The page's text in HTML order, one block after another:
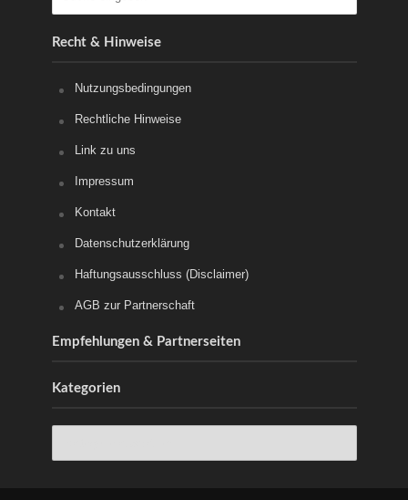
Recht & Hinweise
Nutzungsbedingungen
Rechtliche Hinweise
Link zu uns
Impressum
Kontakt
Datenschutzerklärung
Haftungsausschluss (Disclaimer)
AGB zur Partnerschaft
Empfehlungen & Partnerseiten
Kategorien